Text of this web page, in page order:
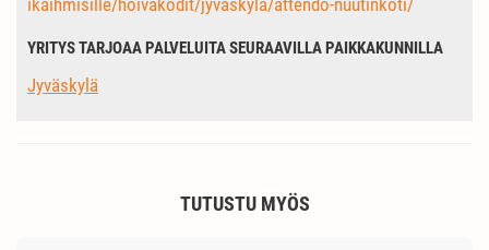
ikaihmisille/hoivakodit/jyvaskyla/attendo-nuutinkoti/
YRITYS TARJOAA PALVELUITA SEURAAVILLA PAIKKAKUNNILLA
Jyväskylä
TUTUSTU MYÖS